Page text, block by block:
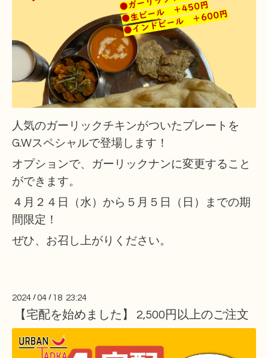
人気のガーリックチキンがついたプレートを
G.Wスペシャルで登場します！
オプションで、ガーリックナンに変更すること
ができます。
４月２４日（水）から５月５日（日）までの期
間限定！
ぜひ、お召し上がりください。
2024 /04 / 18 23:24
【宅配を始めました】 2,500円以上のご注文